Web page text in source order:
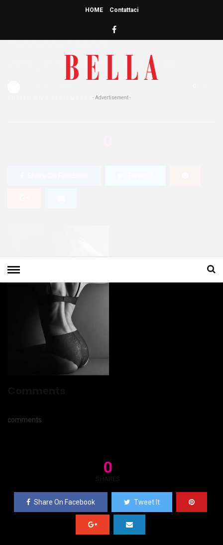
HOME Contattaci
- Advertisement -
YAMAMAY BASIC
2016_07062016197143 copia
POSTED ON 5 SETTEMBRE 2016
comments
0
SHARES
Share On Facebook Tweet It